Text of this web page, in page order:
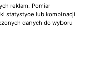
reklam. Pomiar
statystyce lub kombinacji
danych do wyboru